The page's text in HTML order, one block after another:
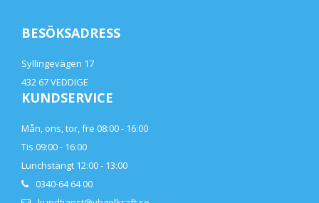
BESÖKSADRESS
Syllingevägen 17
432 67 VEDDIGE
KUNDSERVICE
Mån, ons, tor, fre 08:00 - 16:00
Tis 09:00 - 16:00
Lunchstängt 12:00 - 13:00
0340-64 64 00